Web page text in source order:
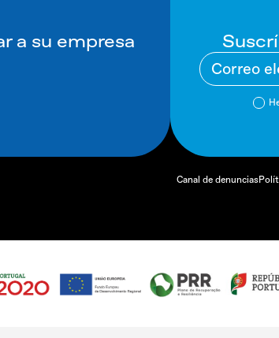
a su empresa
Canal de denuncias